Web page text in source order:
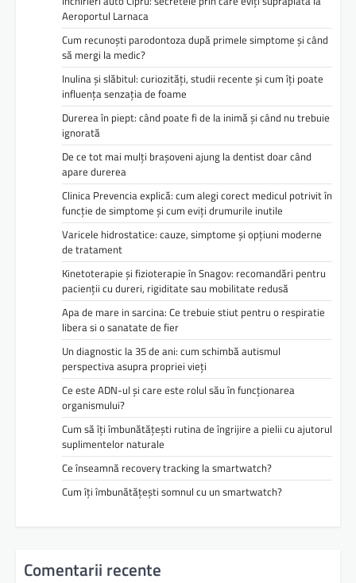
Aeroportul Larnaca
Cum recunoști parodontoza după primele simptome și când
să mergi la medic?
Inulina și slăbitul: curiozități, studii recente și cum îți poate
influența senzația de foame
Durerea în piept: când poate fi de la inimă și când nu trebuie
ignorată
De ce tot mai mulți brașoveni ajung la dentist doar când
apare durerea
Clinica Prevencia explică: cum alegi corect medicul potrivit în
funcție de simptome și cum eviți drumurile inutile
Varicele hidrostatice: cauze, simptome și opțiuni moderne
de tratament
Kinetoterapie și fizioterapie în Snagov: recomandări pentru
pacienții cu dureri, rigiditate sau mobilitate redusă
Apa de mare in sarcina: Ce trebuie stiut pentru o respiratie
libera si o sanatate de fier
Un diagnostic la 35 de ani: cum schimbă autismul
perspectiva asupra propriei vieți
Ce este ADN-ul și care este rolul său în funcționarea
organismului?
Cum să îți îmbunătățești rutina de îngrijire a pielii cu ajutorul
suplimentelor naturale
Ce înseamnă recovery tracking la smartwatch?
Cum îți îmbunătățești somnul cu un smartwatch?
Comentarii recente